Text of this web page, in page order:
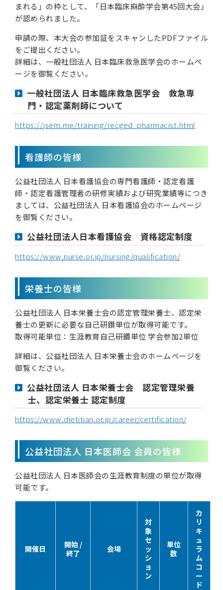
まれる」の枠として、「日本臨床麻酔学会第45回大会」
が認められました。
申請の際、本大会の参加証をスキャンしたPDFファイル
をご提出ください。
詳細は、一般社団法人 日本臨床救急医学会のホームペ
ージを御覧ください。
一般社団法人 日本臨床救急医学会 救急専
門・認定薬剤師について
https://jsem.me/training/recged_pharmacist.html
看護師の皆様
公益社団法人 日本看護協会の専門看護師・認定看護
師・認定看護管理者の研修実績および研究業績等につき
ましては、公益社団法人 日本看護協会のホームページ
を御覧ください。
公益社団法人日本看護協会 資格認定制度
https://www.nurse.or.jp/nursing/qualification/
栄養士の皆様
公益社団法人 日本栄養士会の認定管理栄養士、認定栄
養士の更新に必要な自己研鑚単位が取得可能です。
取得可能単位：⽣涯教育⾃⼰研鑽単位 学会参加2単位
詳細は、公益社団法人 日本栄養士会のホームページを
御覧ください。
公益社団法人 日本栄養士会 認定管理栄養
士、認定栄養士 認定制度
https://www.dietitian.or.jp/career/certification/
公益社団法人 日本医師会 会員の皆様
公益社団法人 日本医師会の生涯教育制度の単位が取得
可能です。
開催日
開始 /
終了
会場
対
象
セ
ッ
シ
ョ
ン
単位
数
カ
リ
キ
ュ
ラ
ム
コ
ー
ド